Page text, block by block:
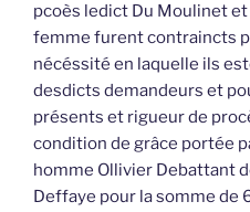
pcoès ledict Du Moulinet
femme furent contraincts
nécéssité en laquelle ils
desdicts demandeurs et
présents et rigueur de
condition de grâce portée
homme Ollivier Debattant
Deffaye pour la somme de